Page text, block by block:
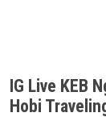
IG Live KEB
Hobi